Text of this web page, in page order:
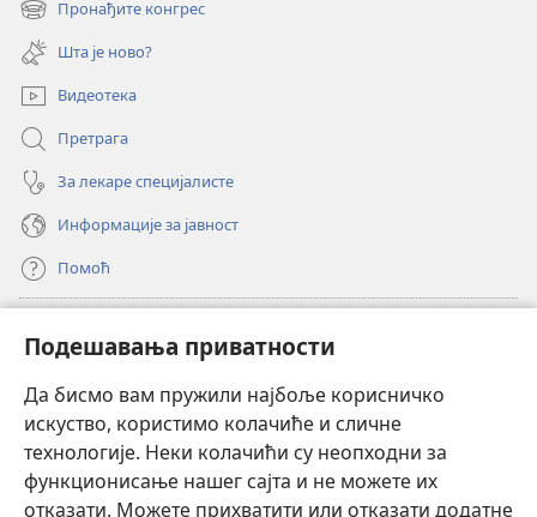
Подешавања приватности
Да бисмо вам пружили најбоље корисничко
искуство, користимо колачиће и сличне
технологије. Неки колачићи су неопходни за
функционисање нашег сајта и не можете их
отказати. Можете прихватити или отказати додатне
прозор)
Пронађите конгрес
(отвара
нови
прозор)
Шта је ново?
Видеотека
Претрага
За лекаре специјалисте
Информације за јавност
Помоћ
(отвара
нови
прозор)ОНЛАЈН БИБЛИОТЕКА Watchtower
(отвара
нови
прозор)JW Hub®
(отвара
нови
прозор)JW Library